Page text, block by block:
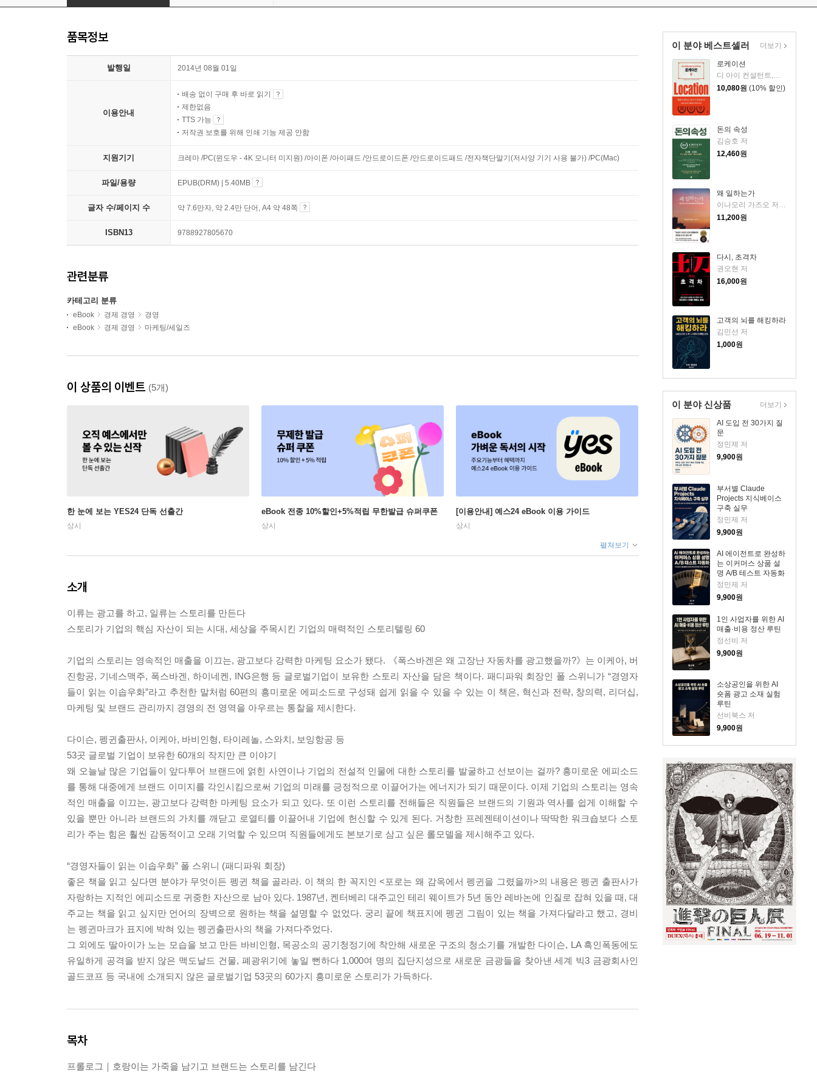
이 분야 베스트셀러
로케이션
10,080원 (10% 할인)
돈의 속성
김승호 저
12,460원
왜 일하는가
11,200원
다시, 초격차
권오현 저
16,000원
고객의 뇌를 해킹하라
김민선 저
1,000원
더보기
이 분야 신상품
AI 도입 전 30가지 질
문
정민제 저
9,900원
부서별 Claude
Projects 지식베이스
구축 실무
정민제 저
9,900원
AI 에이전트로 완성하
는 이커머스 상품 설
명 A/B 테스트 자동화
정민제 저
9,900원
1인 사업자를 위한 AI
매출·비용 정산 루틴
정선비 저
9,900원
소상공인을 위한 AI
숏폼 광고 소재 실험
루틴
선비북스 저
9,900원
더보기
품목정보
발행일 2014년 08월 01일
이용안내
배송 없이 구매 후 바로 읽기
제한없음
TTS 가능
저작권 보호를 위해 인쇄 기능 제공 안함
지원기기 크레마 /PC(윈도우 - 4K 모니터 미지원) /아이폰 /아이패드 /안드로이드폰 /안드로이드패드 /전자책단말기(저사양 기기 사용 불가) /PC(Mac)
파일/용량 EPUB(DRM) | 5.40MB
글자 수/페이지 수 약 7.6만자, 약 2.4만 단어, A4 약 48쪽
ISBN13 9788927805670
관련분류
카테고리 분류
eBook 경제 경영
경영
eBook
경제 경영 마케팅/세일즈
이 상품의 이벤트 (5개)
한 눈에 보는 YES24 단독 선출간
상시
eBook 전종 10%할인+5%적립 무한발급 슈퍼쿠폰
상시
[이용안내] 예스24 eBook 이용 가이드
상시
펼쳐보기
소개
이류는 광고를 하고, 일류는 스토리를 만든다
스토리가 기업의 핵심 자산이 되는 시대, 세상을 주목시킨 기업의 매력적인 스토리텔링 60
기업의 스토리는 영속적인 매출을 이끄는, 광고보다 강력한 마케팅 요소가 됐다. 《폭스바겐은 왜 고장난 자동차를 광고했을까?》는 이케아, 버
진항공, 기네스맥주, 폭스바겐, 하이네켄, ING은행 등 글로벌기업이 보유한 스토리 자산을 담은 책이다. 패디파워 회장인 폴 스위니가 “경영자
들이 읽는 이솝우화”라고 추천한 말처럼 60편의 흥미로운 에피소드로 구성돼 쉽게 읽을 수 있을 수 있는 이 책은, 혁신과 전략, 창의력, 리더십,
마케팅 및 브랜드 관리까지 경영의 전 영역을 아우르는 통찰을 제시한다.
다이슨, 펭귄출판사, 이케아, 바비인형, 타이레놀, 스와치, 보잉항공 등
53곳 글로벌 기업이 보유한 60개의 작지만 큰 이야기
왜 오늘날 많은 기업들이 앞다투어 브랜드에 얽힌 사연이나 기업의 전설적 인물에 대한 스토리를 발굴하고 선보이는 걸까? 흥미로운 에피소드
를 통해 대중에게 브랜드 이미지를 각인시킴으로써 기업의 미래를 긍정적으로 이끌어가는 에너지가 되기 때문이다. 이제 기업의 스토리는 영속
적인 매출을 이끄는, 광고보다 강력한 마케팅 요소가 되고 있다. 또 이런 스토리를 전해들은 직원들은 브랜드의 기원과 역사를 쉽게 이해할 수
있을 뿐만 아니라 브랜드의 가치를 깨닫고 로열티를 이끌어내 기업에 헌신할 수 있게 된다. 거창한 프레젠테이션이나 딱딱한 워크숍보다 스토
리가 주는 힘은 훨씬 감동적이고 오래 기억할 수 있으며 직원들에게도 본보기로 삼고 싶은 롤모델을 제시해주고 있다.
“경영자들이 읽는 이솝우화” 폴 스위니 (패디파워 회장)
좋은 책을 읽고 싶다면 분야가 무엇이든 펭귄 책을 골라라. 이 책의 한 꼭지인 <포로는 왜 감옥에서 펭귄을 그렸을까>의 내용은 펭귄 출판사가
자랑하는 지적인 에피소드로 귀중한 자산으로 남아 있다. 1987년, 켄터베리 대주교인 테리 웨이트가 5년 동안 레바논에 인질로 잡혀 있을 때, 대
주교는 책을 읽고 싶지만 언어의 장벽으로 원하는 책을 설명할 수 없었다. 궁리 끝에 책표지에 펭귄 그림이 있는 책을 가져다달라고 했고, 경비
는 펭귄마크가 표지에 박혀 있는 펭귄출판사의 책을 가져다주었다.
그 외에도 딸아이가 노는 모습을 보고 만든 바비인형, 목공소의 공기청정기에 착안해 새로운 구조의 청소기를 개발한 다이슨, LA 흑인폭동에도
유일하게 공격을 받지 않은 맥도날드 건물, 폐광위기에 놓일 뻔하다 1,000여 명의 집단지성으로 새로운 금광들을 찾아낸 세계 빅3 금광회사인
골드코프 등 국내에 소개되지 않은 글로벌기업 53곳의 60가지 흥미로운 스토리가 가득하다.
목차
프롤로그｜호랑이는 가죽을 남기고 브랜드는 스토리를 남긴다